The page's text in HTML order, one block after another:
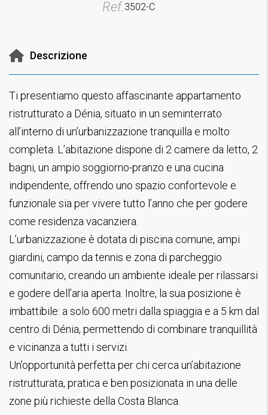
Ref. 3502-C
Descrizione
Ti presentiamo questo affascinante appartamento
ristrutturato a Dénia, situato in un seminterrato
all’interno di un’urbanizzazione tranquilla e molto
completa. L’abitazione dispone di 2 camere da letto, 2
bagni, un ampio soggiorno-pranzo e una cucina
indipendente, offrendo uno spazio confortevole e
funzionale sia per vivere tutto l’anno che per godere
come residenza vacanziera.
L’urbanizzazione è dotata di piscina comune, ampi
giardini, campo da tennis e zona di parcheggio
comunitario, creando un ambiente ideale per rilassarsi
e godere dell’aria aperta. Inoltre, la sua posizione è
imbattibile: a solo 600 metri dalla spiaggia e a 5 km dal
centro di Dénia, permettendo di combinare tranquillità
e vicinanza a tutti i servizi.
Un’opportunità perfetta per chi cerca un’abitazione
ristrutturata, pratica e ben posizionata in una delle
zone più richieste della Costa Blanca.